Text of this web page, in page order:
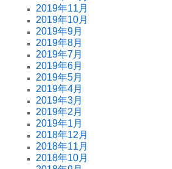
2019年11月
2019年10月
2019年9月
2019年8月
2019年7月
2019年6月
2019年5月
2019年4月
2019年3月
2019年2月
2019年1月
2018年12月
2018年11月
2018年10月